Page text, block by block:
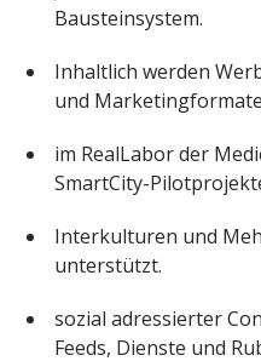
Bausteinsystem.
Inhaltlich werden
und
im RealLabor der
SmartCity-
Interkulturen und
unterstützt.
sozial adressierter
Feeds, Dienste und